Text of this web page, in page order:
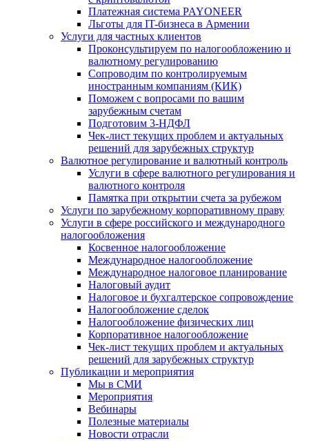
Платежная система PAYONEER
Льготы для IT-бизнеса в Армении
Услуги для частных клиентов
Проконсультируем по налогообложению и
валютному регулированию
Сопроводим по контролируемым
иностранным компаниям (КИК)
Поможем с вопросами по вашим
зарубежным счетам
Подготовим 3-НДФЛ
Чек-лист текущих проблем и актуальных
решений для зарубежных структур
Валютное регулирование и валютный контроль
Услуги в сфере валютного регулирования и
валютного контроля
Памятка при открытии счета за рубежом
Услуги по зарубежному корпоративному праву
Услуги в сфере российского и международного
налогообложения
Косвенное налогообложение
Международное налогообложение
Международное налоговое планирование
Налоговый аудит
Налоговое и бухгалтерское сопровождение
Налогообложение сделок
Налогообложение физических лиц
Корпоративное налогообложение
Чек-лист текущих проблем и актуальных
решений для зарубежных структур
Публикации и мероприятия
Мы в СМИ
Мероприятия
Вебинары
Полезные материалы
Новости отрасли